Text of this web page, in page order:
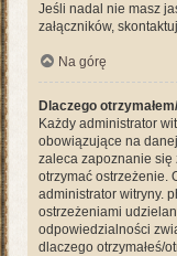
Jeśli nadal nie masz
załączników,
Na górę
Dlaczego
Każdy administrator
obowiązujące na
zaleca zapoznanie się
otrzymać ostrzeżenie.
administrator witryny.
ostrzeżeniami
odpowiedzialności
dlaczego otrzymałeś/